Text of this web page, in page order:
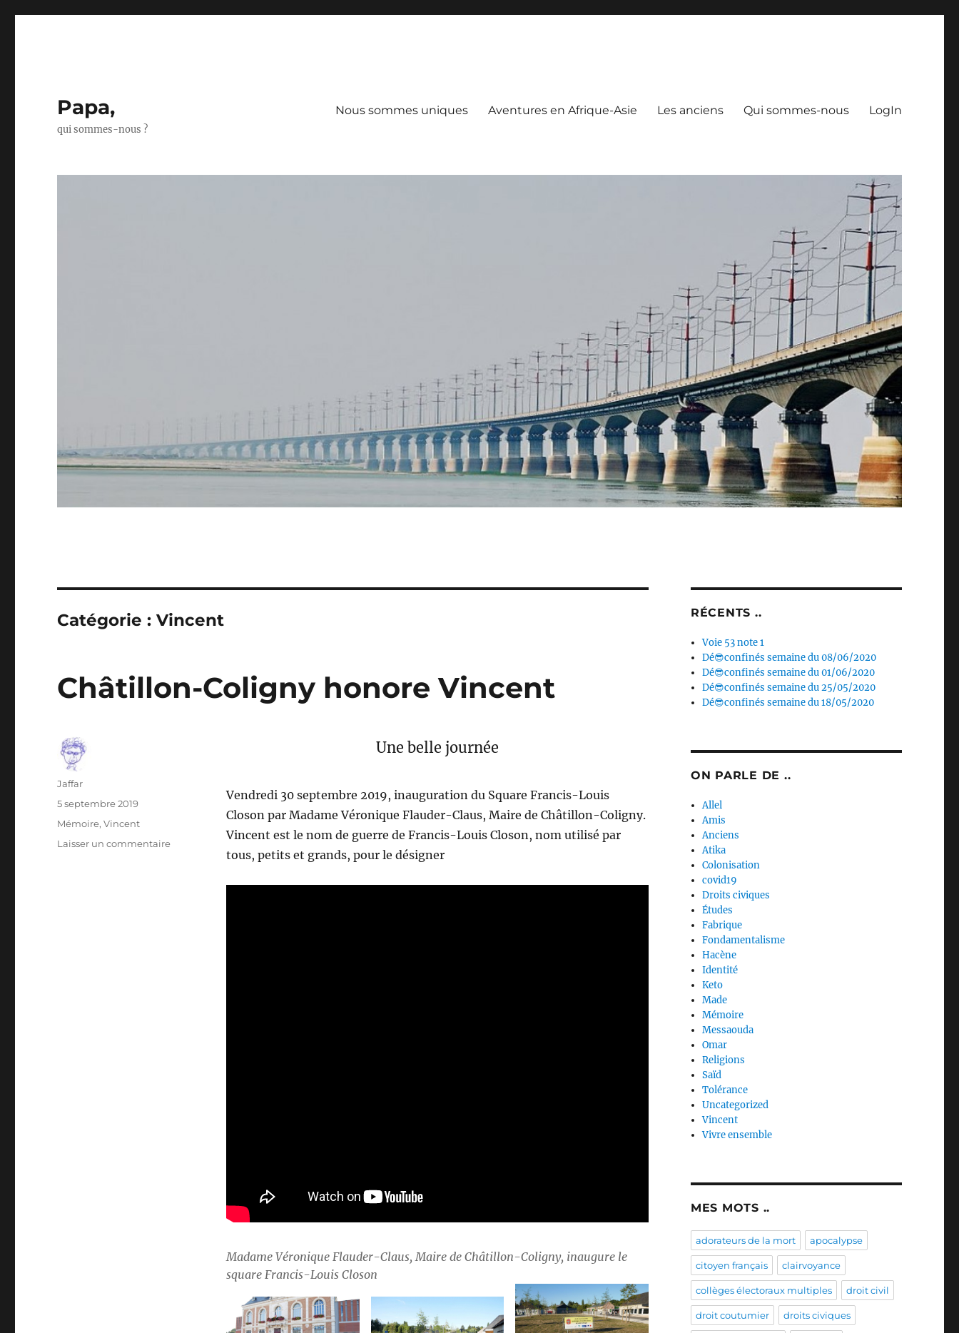
Papa,
qui sommes-nous ?
Nous sommes uniques Aventures en Afrique-Asie Les anciens Qui sommes-nous LogIn
Catégorie :Vincent
Châtillon-Coligny honore Vincent
Une belle journée
Vendredi 30 septembre 2019, inauguration du Square Francis-Louis
Closon par Madame Véronique Flauder-Claus, Maire de Châtillon-Coligny.
Vincent est le nom de guerre de Francis-Louis Closon, nom utilisé par
tous, petits et grands, pour le désigner
Madame Véronique Flauder-Claus, Maire de Châtillon-Coligny, inaugure le
square Francis-Louis Closon
Auteur
Jaffar
Publié
5 septembre 2019
Catégories
Mémoire,Vincent
Laisser un commentairesur
RÉCENTS ..
Voie 53 note 1
Dé😎confinés semaine du 08/06/2020
Dé😎confinés semaine du 01/06/2020
Dé😎confinés semaine du 25/05/2020
Dé😎confinés semaine du 18/05/2020
ON PARLE DE ..
Allel
Amis
Anciens
Atika
Colonisation
covid19
Droits civiques
Études
Fabrique
Fondamentalisme
Hacène
Identité
Keto
Made
Mémoire
Messaouda
Omar
Religions
Saïd
Tolérance
Uncategorized
Vincent
Vivre ensemble
MES MOTS ..
adorateurs de la mort apocalypse
citoyen français clairvoyance
collèges électoraux multiples droit civil
droit coutumier droits civiques